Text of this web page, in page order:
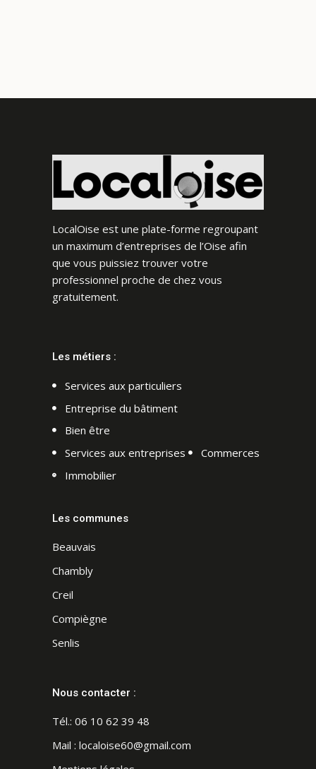
LocalOise est une plate-forme regroupant
un maximum d’entreprises de l’Oise afin
que vous puissiez trouver votre
professionnel proche de chez vous
gratuitement.
Les métiers :
Services aux particuliers
Entreprise du bâtiment
Bien être
Services aux entreprises
Commerces
Immobilier
Les communes
Beauvais
Chambly
Creil
Compiègne
Senlis
Nous contacter :
Tél.: 06 10 62 39 48
Mail : localoise60@gmail.com